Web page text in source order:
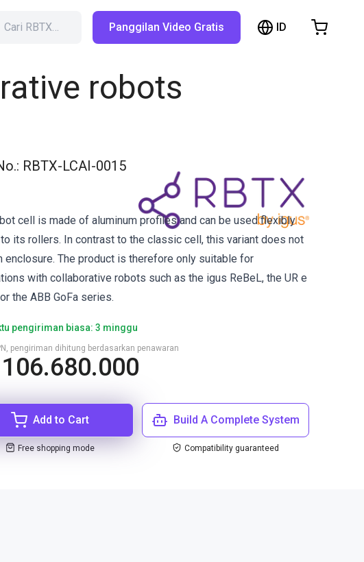
Cari RBTX… Panggilan Video Gratis ID
robots
: RBTX-LCAI-0015
cell is made of aluminum profiles and can be used flexibly
its rollers. In contrast to the classic cell, this variant does not
enclosure. The product is therefore only suitable for
with collaborative robots such as the igus ReBeL, the UR e
the ABB GoFa series.
pengiriman biasa: 3 minggu
pengiriman dihitung berdasarkan penawaran
Add to Cart
Free shopping mode
Build A Complete System
Compatibility guaranteed
Shopping Cart
Browse the shop